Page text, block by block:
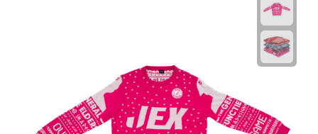
Fiets telefoonhouders
Fietspompen